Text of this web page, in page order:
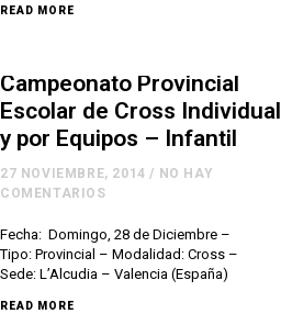
READ MORE
Campeonato Provincial
Escolar de Cross Individual
y por Equipos – Infantil
27 NOVIEMBRE, 2014 / NO HAY
COMENTARIOS
Fecha: Domingo, 28 de Diciembre –
Tipo: Provincial – Modalidad: Cross –
Sede: L’Alcudia – Valencia (España)
READ MORE